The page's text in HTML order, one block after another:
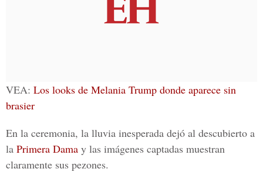
VEA: Los looks de Melania Trump donde aparece sin
brasier
En la ceremonia, la lluvia inesperada dejó al descubierto a
la Primera Dama y las imágenes captadas muestran
claramente sus pezones.